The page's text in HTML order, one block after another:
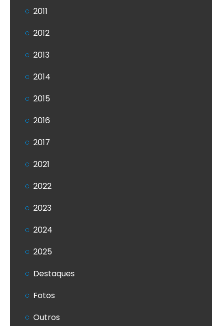
2011
2012
2013
2014
2015
2016
2017
2021
2022
2023
2024
2025
Destaques
Fotos
Outros